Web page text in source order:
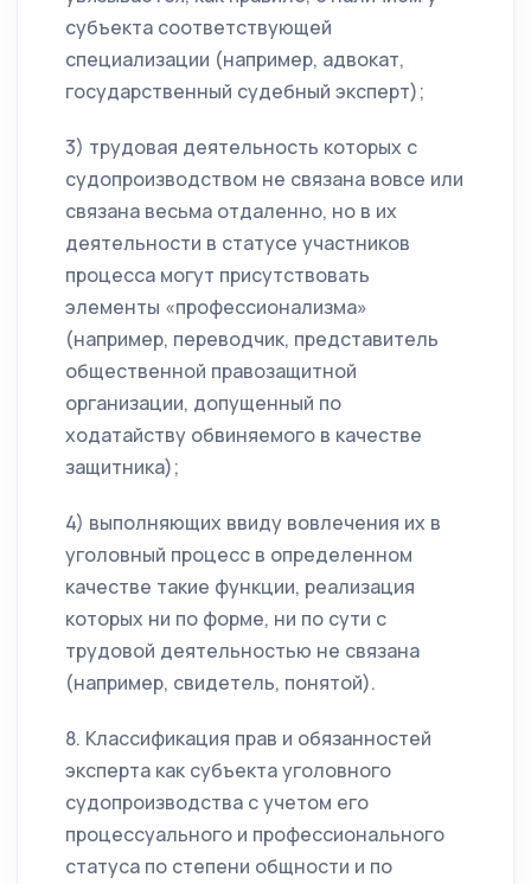
субъекта соответствующей
специализации (например, адвокат,
государственный судебный эксперт);
3) трудовая деятельность которых с
судопроизводством не связана вовсе или
связана весьма отдаленно, но в их
деятельности в статусе участников
процесса могут присутствовать
элементы «профессионализма»
(например, переводчик, представитель
общественной правозащитной
организации, допущенный по
ходатайству обвиняемого в качестве
защитника);
4) выполняющих ввиду вовлечения их в
уголовный процесс в определенном
качестве такие функции, реализация
которых ни по форме, ни по сути с
трудовой деятельностью не связана
(например, свидетель, понятой).
8. Классификация прав и обязанностей
эксперта как субъекта уголовного
судопроизводства с учетом его
процессуального и профессионального
статуса по степени общности и по